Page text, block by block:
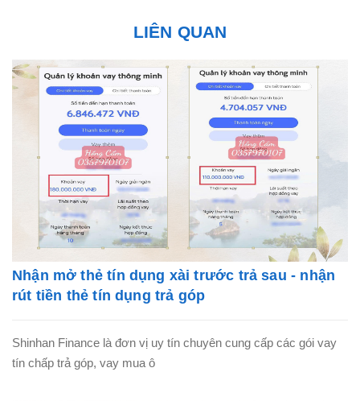
LIÊN QUAN
Nhận mở thẻ tín dụng xài trước trả sau - nhận
rút tiền thẻ tín dụng trả góp
Shinhan Finance là đơn vị uy tín chuyên cung cấp các gói vay
tín chấp trả góp, vay mua ô